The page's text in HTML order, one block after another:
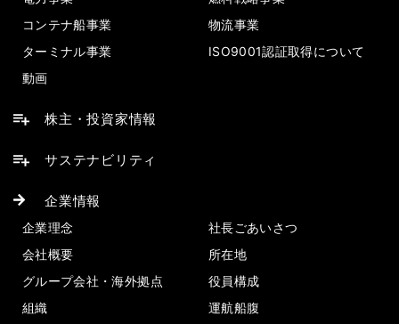
コンテナ船事業
物流事業
ターミナル事業
ISO9001認証取得について
動画
株主・投資家情報
サステナビリティ
企業情報
企業理念
社長ごあいさつ
会社概要
所在地
グループ会社・海外拠点
役員構成
組織
運航船腹